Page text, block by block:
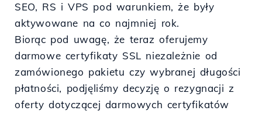
SEO, RS i VPS pod warunkiem, że były
aktywowane na co najmniej rok.
Biorąc pod uwagę, że teraz oferujemy
darmowe certyfikaty SSL niezależnie od
zamówionego pakietu czy wybranej długości
płatności, podjęliśmy decyzję o rezygnacji z
oferty dotyczącej darmowych certyfikatów